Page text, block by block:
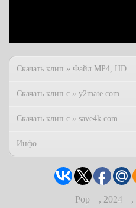
Скачать клип » Файл MP4, HD
Скачать клип с » y2mate.com
Скачать клип с » save4k.com
Инфо
Pop , 2024 ,